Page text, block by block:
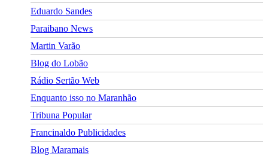
Eduardo Sandes
Paraibano News
Martin Varão
Blog do Lobão
Rádio Sertão Web
Enquanto isso no Maranhão
Tribuna Popular
Francinaldo Publicidades
Blog Maramais